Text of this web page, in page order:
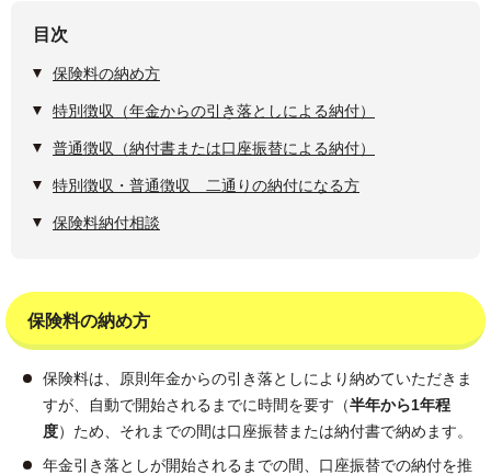
目次
保険料の納め方
特別徴収（年金からの引き落としによる納付）
普通徴収（納付書または口座振替による納付）
特別徴収・普通徴収 二通りの納付になる方
保険料納付相談
保険料の納め方
保険料は、原則年金からの引き落としにより納めていただきま
すが、自動で開始されるまでに時間を要す（半年から1年程
度）ため、それまでの間は口座振替または納付書で納めます。
年金引き落としが開始されるまでの間、口座振替での納付を推